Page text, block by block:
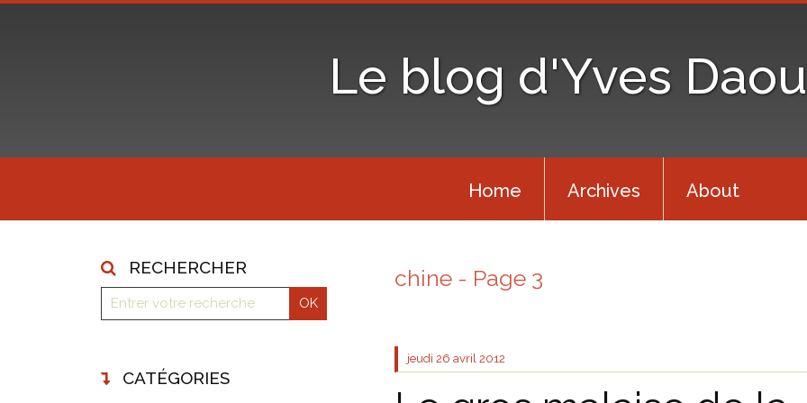
Le blog d'Yves
Home Archives About
RECHERCHER
CATÉGORIES
chine - Page 3
jeudi 26 avril 2012